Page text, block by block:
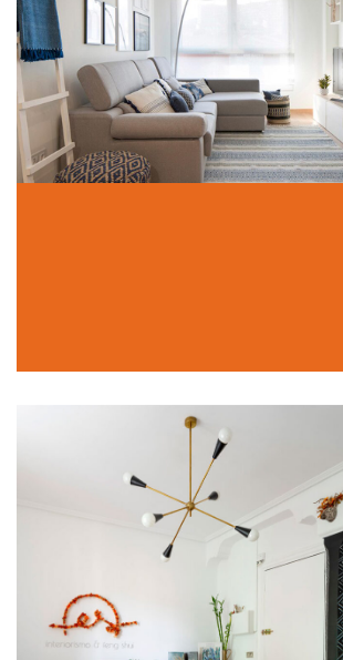
Vivienda en
Barakaldo
In Hogar
El espacio soñado
In Oficina